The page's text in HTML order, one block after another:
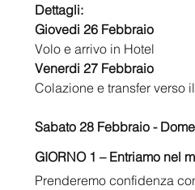
Dettagli:
Giovedi 26 Febbraio
Volo e arrivo in Hotel
Venerdi 27 Febbraio
Colazione e transfer verso
Sabato 28 Febbraio -
GIORNO 1 – Entriamo nel
Prenderemo confidenza